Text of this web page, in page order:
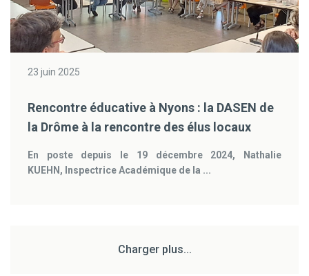
23 juin 2025
Rencontre éducative à Nyons : la DASEN de
la Drôme à la rencontre des élus locaux
En poste depuis le 19 décembre 2024, Nathalie
KUEHN, Inspectrice Académique de la ...
Charger plus...